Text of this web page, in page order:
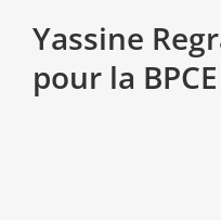
Yassine
pour la BPCE